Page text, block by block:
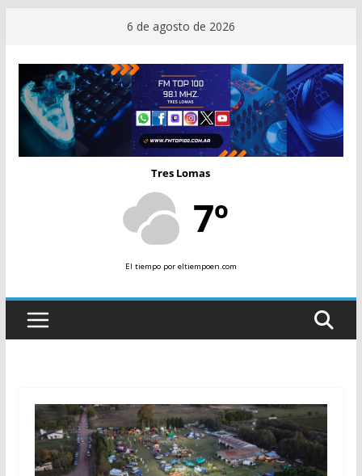
contenido
6 de agosto de 2026
Tres Lomas
7º
El tiempopor eltiempoen.com